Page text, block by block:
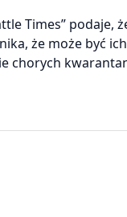
Times” podaje,
że może być
chorych